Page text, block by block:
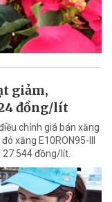
giảm,
đồng/lít
chỉnh giá bán xăng
xăng E10RON95-III
đồng/lít.